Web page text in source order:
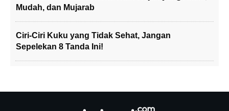
Mudah, dan Mujarab
Ciri-Ciri Kuku yang Tidak Sehat, Jangan
Sepelekan 8 Tanda Ini!